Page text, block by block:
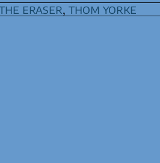
eraser thom yorke